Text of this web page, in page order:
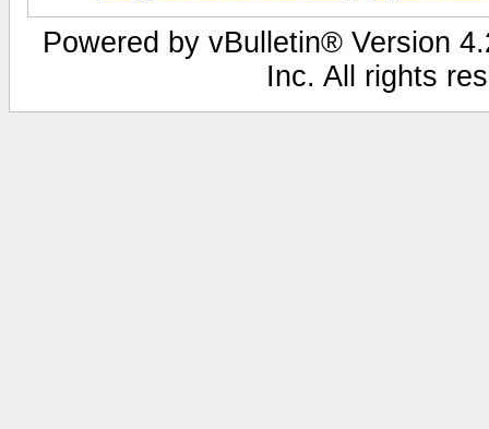
Powered by vBulletin® Version
Inc. All rights